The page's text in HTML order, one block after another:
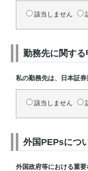
該当しません
勤務先に関する
私の勤務先は、日本証
該当しません
外国PEPsにつ
外国政府等における重